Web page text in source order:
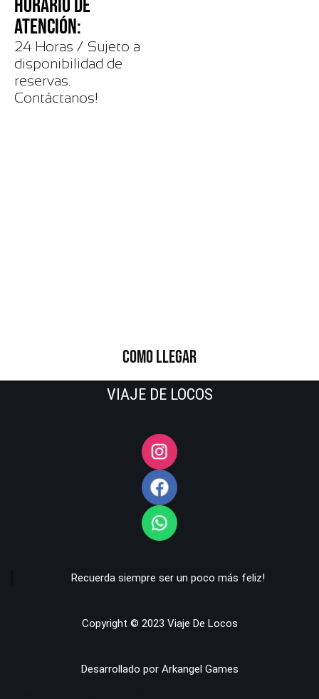
HORARIO DE
ATENCIÓN:
24 Horas / Sujeto a
disponibilidad de
reservas.
Contáctanos!
COMO LLEGAR
VIAJE DE LOCOS
Recuerda siempre ser un poco más feliz!
Copyright © 2023 Viaje De Locos
Desarrollado por Arkangel Games